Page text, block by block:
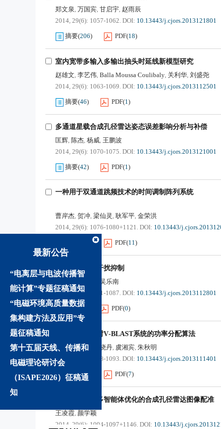
最新公告
“电离层与电波传播智
能计算”专题征稿通知
“电磁环境高质量数据
集构建方法及应用”专
题征稿通知
第十五届天线、传播和
电磁理论研讨会
（ISAPE2026）征稿通
知
郑文泉, 万国宾, 甘启宇, 赵雨辰
2014, 29(6): 1057-1062. DOI: 10.13443/j.cjors.2013121801
摘要(206) PDF(18)
室内宽带多输入多输出抽头时延线新模型研究
赵雄文, 李艺伟, Balla Moussa Coulibaly, 关利华, 刘盛尧
2014, 29(6): 1063-1069. DOI: 10.13443/j.cjors.2013112501
摘要(46) PDF(1)
多通道星载合成孔径雷达姿态误差影响分析与补偿
匡辉, 陈杰, 杨威, 王鹏波
2014, 29(6): 1070-1075. DOI: 10.13443/j.cjors.2013121001
摘要(42) PDF(1)
一种用于双通道跳频技术的时间调制阵列系统
曹岸杰, 贺冲, 梁仙灵, 耿军平, 金荣洪
2014, 29(6): 1076-1080+1121. DOI: 10.13443/
PDF(11)
二次雷达异步干扰抑制
吴乐南
2014, 29(6): 1081-1087. DOI: 10.13443/j.cjors.2013112801
摘要(46 PDF(0)
存在反馈延迟时V-BLAST系统的功率分配算法
陈小敏,谭伟 于晓丹, 虞湘宾, 朱秋明
2014, 29(6): 1088-1093. DOI: 10.13443/j.cjors.2013111401
摘要(245 PDF(7)
基于互信息和多智能体优化的合成孔径雷达图像配准
王凌霞, 颜学颖
2014, 29(6): 1094-1097+1146. DOI: 10.13443/